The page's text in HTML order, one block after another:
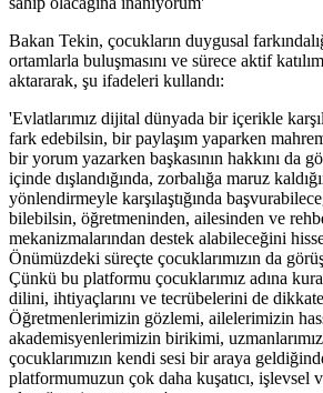
Bakan Tekin, çocukların duygusal
ortamlarla buluşmasını ve sürece aktif
aktararak, şu ifadeleri kullandı:
'Evlatlarımız dijital dünyada bir içerikle
fark edebilsin, bir paylaşım yaparken
bir yorum yazarken başkasının hakkını da
içinde dışlandığında, zorbalığa maruz
yönlendirmeyle karşılaştığında
bilebilsin, öğretmeninden, ailesinden ve
mekanizmalarından destek alabileceğini
Önümüzdeki süreçte çocuklarımızın da
Çünkü bu platformu çocuklarımız adına
dilini, ihtiyaçlarını ve tecrübelerini de
Öğretmenlerimizin gözlemi, ailelerimizin
akademisyenlerimizin birikimi,
çocuklarımızın kendi sesi bir araya
platformumuzun çok daha kuşatıcı, işlevsel